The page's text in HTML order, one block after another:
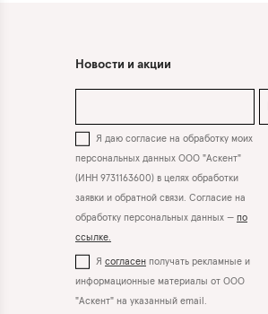
Новости и акции
Я даю согласие на обработку моих
персональных данных ООО "Аскент"
(ИНН 9731163600) в целях обработки
заявки и обратной связи. Согласие на
обработку персональных данных — по
ссылке.
Я согласен получать рекламные и
информационные материалы от ООО
"Аскент" на указанный email.